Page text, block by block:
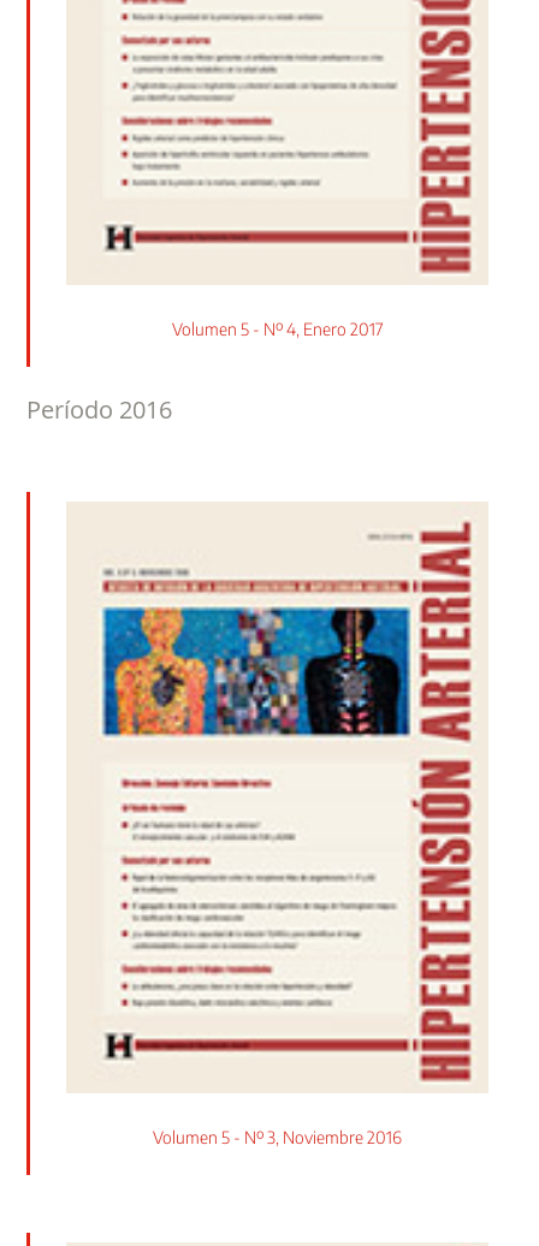
Volumen 5 - Nº 4, Enero 2017
Período 2016
Volumen 5 - Nº 3, Noviembre 2016